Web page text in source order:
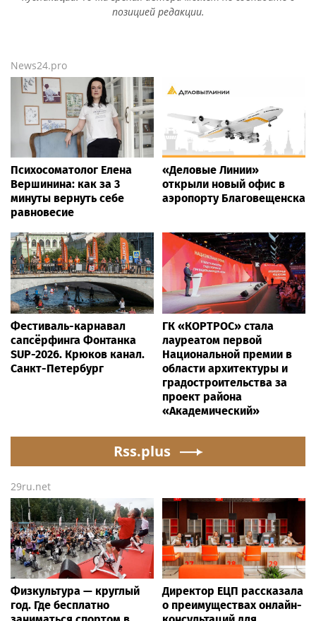
позицией редакции.
News24.pro
Психосоматолог Елена
Вершинина: как за 3
минуты вернуть себе
равновесие
«Деловые Линии»
открыли новый офис в
аэропорту Благовещенска
Фестиваль-карнавал
сапсёрфинга Фонтанка
SUP-2026. Крюков канал.
Санкт-Петербург
ГК «КОРТРОС» стала
лауреатом первой
Национальной премии в
области архитектуры и
градостроительства за
проект района
«Академический»
Rss.plus
29ru.net
Физкультура — круглый
год. Где бесплатно
Директор ЕЦП рассказала
о преимуществах онлайн-